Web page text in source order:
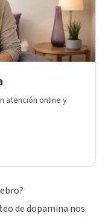
atención online y
de dopamina nos